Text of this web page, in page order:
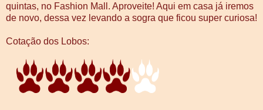
quintas, no Fashion Mall. Aproveite! Aqui em casa já iremos
de novo, dessa vez levando a sogra que ficou super curiosa!
Cotação dos Lobos: